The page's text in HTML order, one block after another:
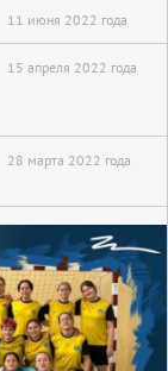
11 июня 2022 года
15 апреля 2022 года
28 марта 2022 года